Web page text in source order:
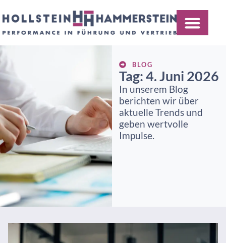
BLOG
Tag: 4. Juni 2026
In unserem Blog
berichten wir über
aktuelle Trends und
geben wertvolle
Impulse.